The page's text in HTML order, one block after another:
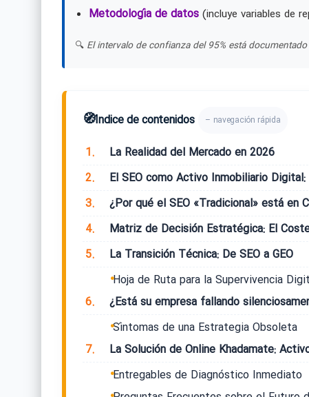
Metodología de datos(incluye variables de
🔍 El intervalo de confianza del 95% está
🧭Índice de contenidos – navegación rápida
1.
La Realidad del Mercado en 2026
2.
El SEO como Activo Inmobiliario Digital:
3.
¿Por qué el SEO «Tradicional» está en
4.
Matriz de Decisión Estratégica: El
5.
La Transición Técnica: De SEO a GEO
Hoja de Ruta para la Supervivencia
6.
¿Está su empresa fallando
Síntomas de una Estrategia Obsoleta
7.
La Solución de Online Khadamate:
Entregables de Diagnóstico Inmediato